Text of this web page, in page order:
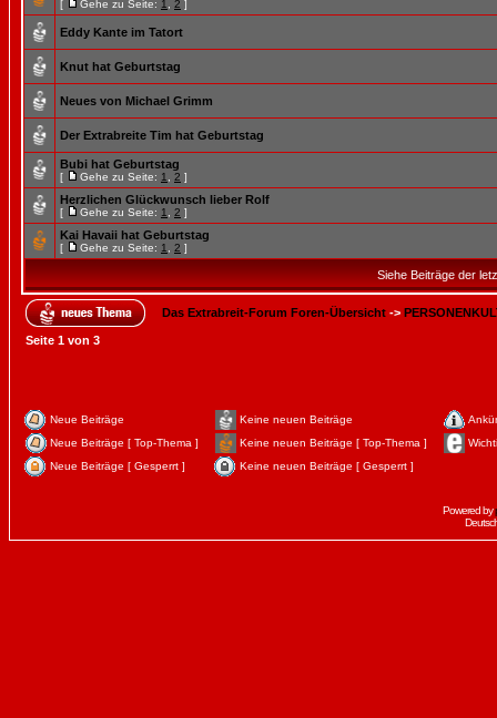
[ Gehe zu Seite: 1 2 ]
Eddy Kante im Tatort
Knut hat Geburtstag
Neues von Michael Grimm
Der Extrabreite Tim hat Geburtstag
Bubi hat Geburtstag
[ Gehe zu Seite: 1 2 ]
Herzlichen Glückwunsch lieber Rolf
[ Gehe zu Seite: 1 2 ]
Kai Havaii hat Geburtstag
[ Gehe zu Seite: 1 2 ]
Siehe Beiträge der
Das Extrabreit-Forum Foren-Übersicht ->
Seite 1 von 3
Neue Beiträge Keine neuen Beiträge
Neue Beiträge [ Top-Thema ]
Keine neuen Beiträge [ Top-Thema ]
Neue Beiträge [ Gesperrt ]
Keine neuen Beiträge [ Gesperrt ]
Powered by